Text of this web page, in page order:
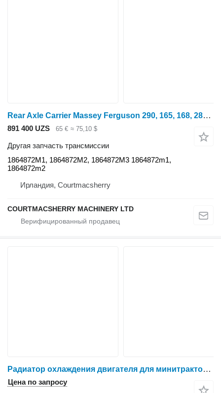
Rear Axle Carrier Massey Ferguson 290, 165, 168, 285, 690, Rear Axle Carrier 1864872m1, 1864872m2 1864872M1 для минитрактора Massey Ferguson 290
891 400 UZS 65 € ≈ 75,10 $
Другая запчасть трансмиссии
1864872M1, 1864872M2, 1864872M3 1864872m1,
1864872m2
Ирландия, Courtmacsherry
COURTMACSHERRY MACHINERY LTD
Радиатор охлаждения двигателя для минитрактора Massey Ferguson 135
Цена по запросу